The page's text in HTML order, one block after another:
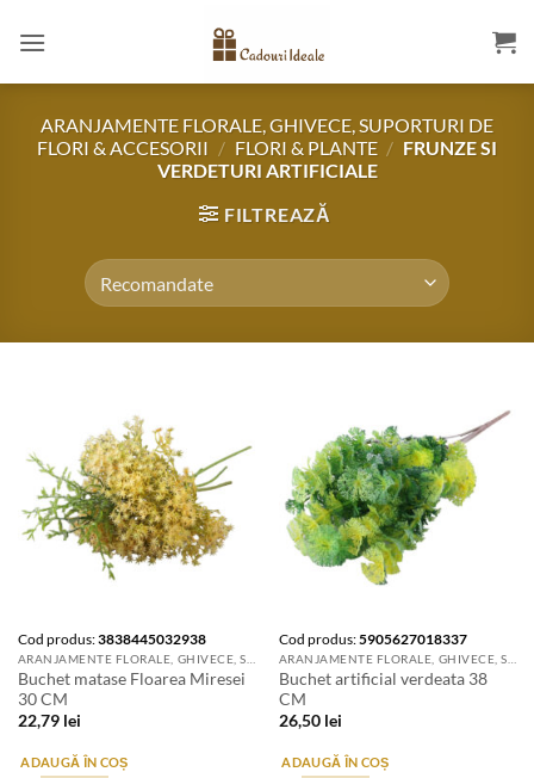
ARANJAMENTE FLORALE, GHIVECE, SUPORTURI DE
FLORI & ACCESORII / FLORI & PLANTE / FRUNZE SI
VERDETURI ARTIFICIALE
FILTREAZĂ
Cod produs:3838445032938
Buchet matase Floarea Miresei
30 CM
22,79 lei
ADAUGĂ ÎN COȘ
Cod produs:5905627018337
Buchet artificial verdeata 38
CM
26,50 lei
ADAUGĂ ÎN COȘ